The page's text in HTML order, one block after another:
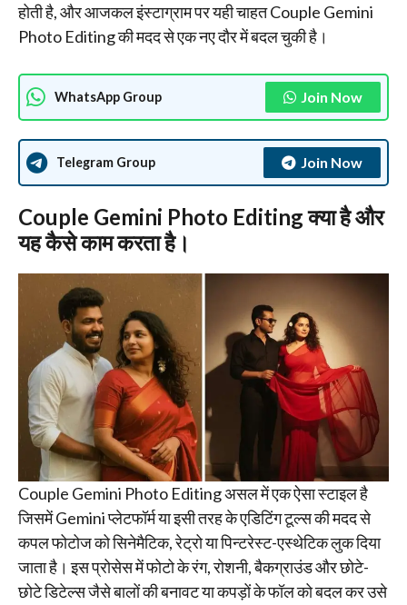
होती है, और आजकल इंस्टाग्राम पर यही चाहत Couple Gemini
Photo Editing की मदद से एक नए दौर में बदल चुकी है।
WhatsApp Group Join Now
Telegram Group Join Now
Couple Gemini Photo Editing क्या है और
यह कैसे काम करता है।
Couple Gemini Photo Editing असल में एक ऐसा स्टाइल है
जिसमें Gemini प्लेटफॉर्म या इसी तरह के एडिटिंग टूल्स की मदद से
कपल फोटोज को सिनेमैटिक, रेट्रो या पिन्टरेस्ट-एस्थेटिक लुक दिया
जाता है। इस प्रोसेस में फोटो के रंग, रोशनी, बैकग्राउंड और छोटे-
छोटे डिटेल्स जैसे बालों की बनावट या कपड़ों के फॉल को बदल कर उसे